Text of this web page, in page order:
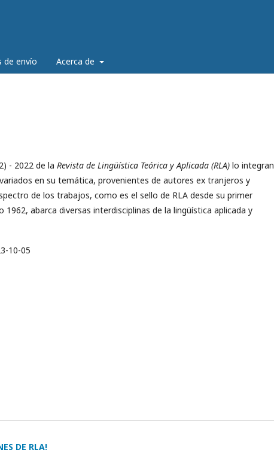
de envío Acerca de
- 2022 de la Revista de Lingüística Teórica y Aplicada (RLA) lo integran
en su temática, provenientes de autores ex tranjeros y
de los trabajos, como es el sello de RLA desde su primer
1962, abarca diversas interdisciplinas de la lingüística aplicada y
10-05
DE RLA!